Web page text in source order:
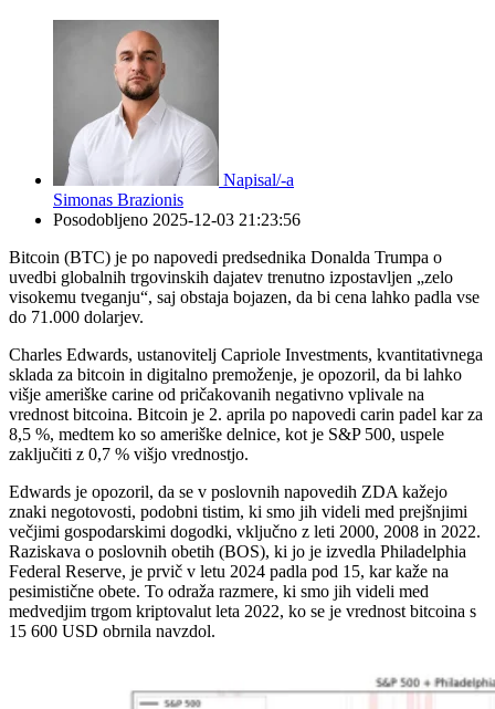
Napisal/-a
Simonas Brazionis
Posodobljeno 2025-12-03 21:23:56
Bitcoin (BTC) je po napovedi predsednika Donalda Trumpa o
uvedbi globalnih trgovinskih dajatev trenutno izpostavljen „zelo
visokemu tveganju“, saj obstaja bojazen, da bi cena lahko padla vse
do 71.000 dolarjev.
Charles Edwards, ustanovitelj Capriole Investments, kvantitativnega
sklada za bitcoin in digitalno premoženje, je opozoril, da bi lahko
višje ameriške carine od pričakovanih negativno vplivale na
vrednost bitcoina. Bitcoin je 2. aprila po napovedi carin padel kar za
8,5 %, medtem ko so ameriške delnice, kot je S&P 500, uspele
zaključiti z 0,7 % višjo vrednostjo.
Edwards je opozoril, da se v poslovnih napovedih ZDA kažejo
znaki negotovosti, podobni tistim, ki smo jih videli med prejšnjimi
večjimi gospodarskimi dogodki, vključno z leti 2000, 2008 in 2022.
Raziskava o poslovnih obetih (BOS), ki jo je izvedla Philadelphia
Federal Reserve, je prvič v letu 2024 padla pod 15, kar kaže na
pesimistične obete. To odraža razmere, ki smo jih videli med
medvedjim trgom kriptovalut leta 2022, ko se je vrednost bitcoina s
15 600 USD obrnila navzdol.